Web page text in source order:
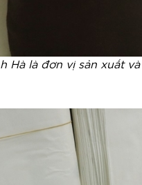
Hà là đơn vị sản xuất